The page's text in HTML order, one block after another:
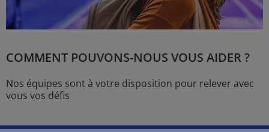
COMMENT POUVONS-NOUS VOUS AIDER ?
Nos équipes sont à votre disposition pour relever avec
vous vos défis